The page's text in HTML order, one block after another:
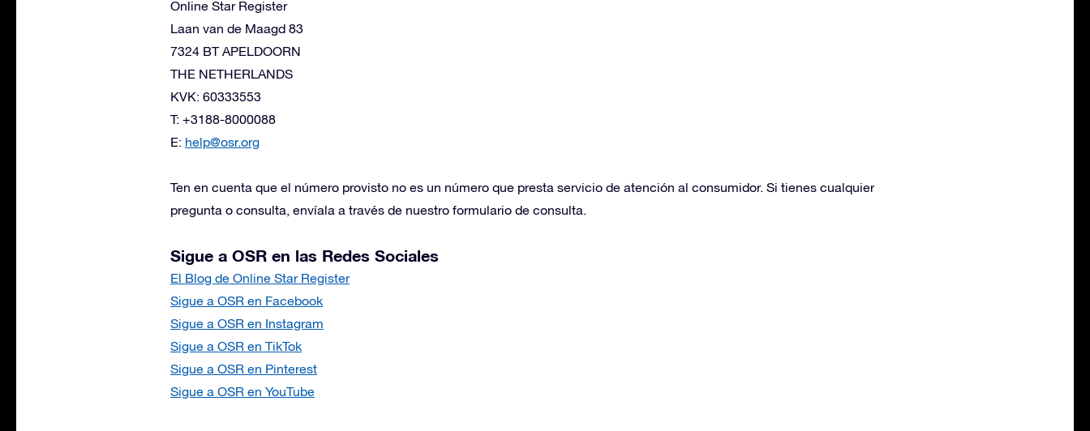
Online Star Register
Laan van de Maagd 83
7324 BT APELDOORN
THE NETHERLANDS
KVK: 60333553
T: +3188-8000088
E: help@osr.org
Ten en cuenta que el número provisto no es un número que presta servicio de atención al consumidor. Si tienes cualquier
pregunta o consulta, envíala a través de nuestro formulario de consulta.
Sigue a OSR en las Redes Sociales
El Blog de Online Star Register
Sigue a OSR en Facebook
Sigue a OSR en Instagram
Sigue a OSR en TikTok
Sigue a OSR en Pinterest
Sigue a OSR en YouTube